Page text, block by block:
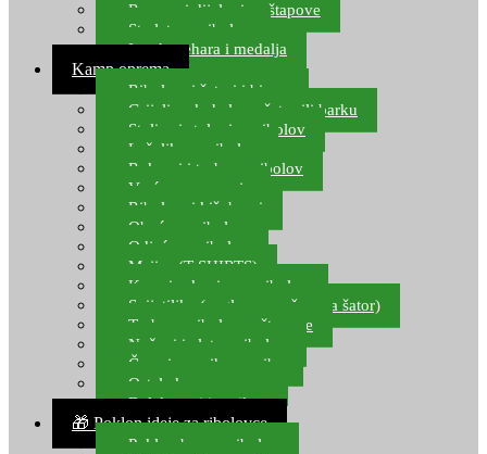
Rezervni dijelovi za štapove
Starlete za ribolov
Izrada pehara i medalja
Kamp oprema
Ribolovni šatori i bivvy
Grijalice, kuhala za šator ili barku
Stolice i stolovi za ribolov
Ležaljke za ribolov
Ruksaci i torbe za ribolov
Vreće za spavanje
Ribolovni kišobrani
Obuća za ribolov
Odjeća za ribolov
Majice (T-SHIRTS)
Kape i rukavice za ribolov
Svijetiljke (naglavne, ručne, za šator)
Torbe za ribolovne štapove
Noževi i alat za ribolov
Čamci za prihranu ribe
Ostala kamp oprema
Dalekozori i optika
🎁 Poklon ideje za ribolovce
Poklon bon za ribolov